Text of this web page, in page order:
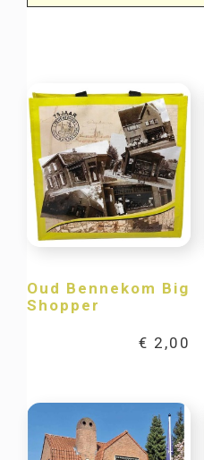
Oud Bennekom Big
Shopper
€ 2,00